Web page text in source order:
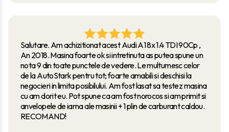
Salutare. Am achizitionat acest Audi A1 8x 1.4 TDI 90Cp ,
An 2018. Masina foarte ok si intretinuta as putea spune un
nota 9 din toate punctele de vedere. Le multumesc celor
de la AutoStark pentru tot; foarte amabili si deschisi la
negocieri in limita posibilului. Am fost lasat sa testez masina
cu am dorit eu. Pot spune ca am fost norocos si am primit si
anvelopele de iarna ale masinii + 1 plin de carburant caldou.
RECOMAND!